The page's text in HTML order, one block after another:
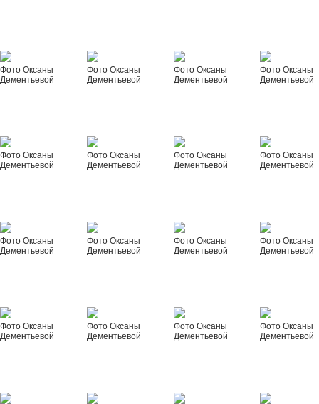
Фото Оксаны
Дементьевой
Фото Оксаны
Дементьевой
Фото Оксаны
Дементьевой
Фото Оксаны
Дементьевой
Фото Оксаны
Дементьевой
Фото Оксаны
Дементьевой
Фото Оксаны
Дементьевой
Фото Оксаны
Дементьевой
Фото Оксаны
Дементьевой
Фото Оксаны
Дементьевой
Фото Оксаны
Дементьевой
Фото Оксаны
Дементьевой
Фото Оксаны
Дементьевой
Фото Оксаны
Дементьевой
Фото Оксаны
Дементьевой
Фото Оксаны
Дементьевой